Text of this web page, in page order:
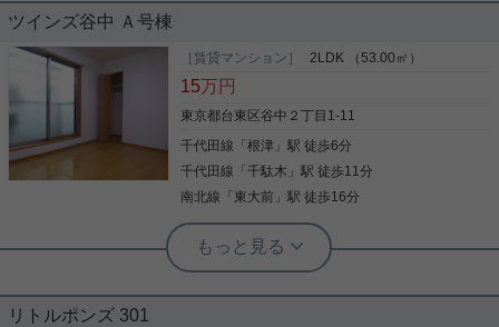
建物の管理体制でいうと抜群に良好。 エントランス
から建物の綺麗さを味わえます。 分譲マンション並
のロビーがアナタをお迎えいたします。 敷地内に
は、駐輪場・駐車場も完備しております。
ツインズ谷中 Ａ号棟
［賃貸マンション］ 2LDK （53.00㎡）
15万円
東京都台東区谷中２丁目1-11
千代田線 「根津 」駅 徒歩6分
千代田線 「千駄木 」駅 徒歩11分
南北線 「 東大前 」駅 徒歩16分
根津駅前センター（実用根津ホーム株式会社 根津駅前センター） スタ
ッフ佐藤
稀少☆根津で2ＬＤＫで15万☆
リトルポンズ 301